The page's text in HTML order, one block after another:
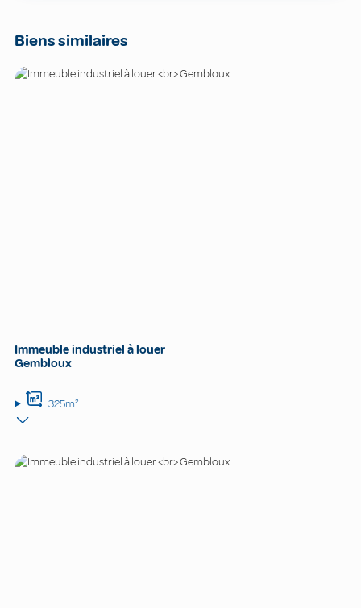
Biens similaires
Immeuble industriel à louer
Gembloux
325m²